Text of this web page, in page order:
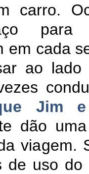
carro.
para
em cada
ao lado
Jim
dão
viagem.
de uso do